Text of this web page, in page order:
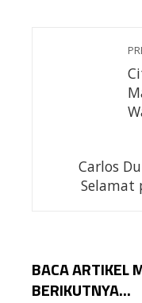
Carlos
Selamat
BACA ARTIKEL
BERIKUTNYA...